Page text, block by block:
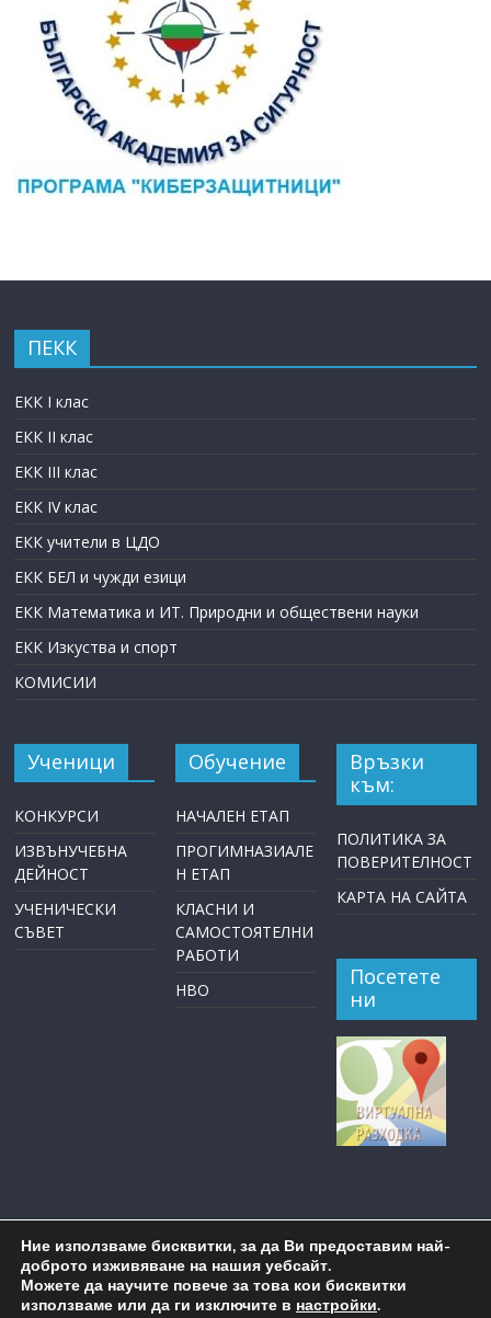
ПЕКК
ЕКК I клас
ЕКК II клас
ЕКК III клас
ЕКК IV клас
ЕКК учители в ЦДО
ЕКК БЕЛ и чужди езици
ЕКК Математика и ИТ. Природни и обществени науки
ЕКК Изкуства и спорт
КОМИСИИ
Ученици
КОНКУРСИ
ИЗВЪНУЧЕБНА
ДЕЙНОСТ
УЧЕНИЧЕСКИ
СЪВЕТ
Обучение
НАЧАЛЕН ЕТАП
ПРОГИМНАЗИАЛЕ
Н ЕТАП
КЛАСНИ И
САМОСТОЯТЕЛНИ
РАБОТИ
НВО
Връзки
към:
ПОЛИТИКА ЗА
ПОВЕРИТЕЛНОСТ
КАРТА НА САЙТА
Посетете
ни
Copyright © 2026ОУ "Пейо Крачолов Яворов" Бургас
Ние използваме бисквитки, за да Ви предоставим най-
доброто изживяване на нашия уебсайт.
Можете да научите повече за това кои бисквитки
използваме или да ги изключите в настройки.